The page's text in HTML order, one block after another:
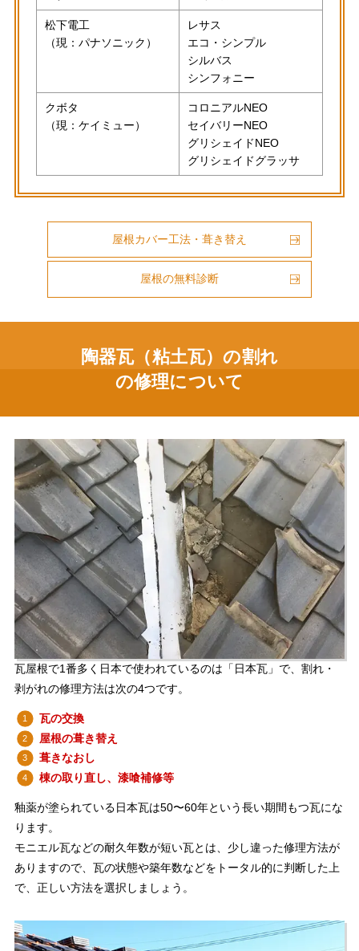
松下電工
（現：パナソニック）
レサス
エコ・シンプル
シルバス
シンフォニー
クボタ
（現：ケイミュー）
コロニアルNEO
セイバリーNEO
グリシェイドNEO
グリシェイドグラッサ
屋根カバー工法・葺き替え
屋根の無料診断
陶器瓦（粘土瓦）の割れ
の修理について
瓦屋根で1番多く日本で使われているのは「日本瓦」で、割れ・
剥がれの修理方法は次の4つです。
瓦の交換
屋根の葺き替え
葺きなおし
棟の取り直し、漆喰補修等
釉薬が塗られている日本瓦は50〜60年という長い期間もつ瓦にな
ります。
モニエル瓦などの耐久年数が短い瓦とは、少し違った修理方法が
ありますので、瓦の状態や築年数などをトータル的に判断した上
で、正しい方法を選択しましょう。